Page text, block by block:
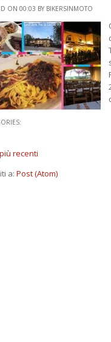
ON 00:03 BY BIKERSINMOTO
recenti
a: Post (Atom)